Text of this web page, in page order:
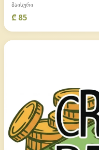
მაისური
₾ 85